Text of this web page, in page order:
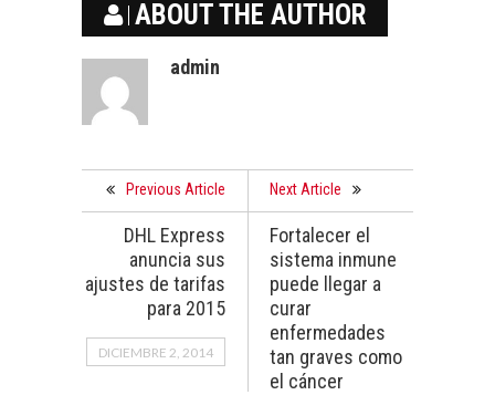
ABOUT THE AUTHOR
admin
Previous Article
DHL Express
anuncia sus
ajustes de tarifas
para 2015
DICIEMBRE 2, 2014
Next Article
Fortalecer el
sistema inmune
puede llegar a
curar
enfermedades
tan graves como
el cáncer